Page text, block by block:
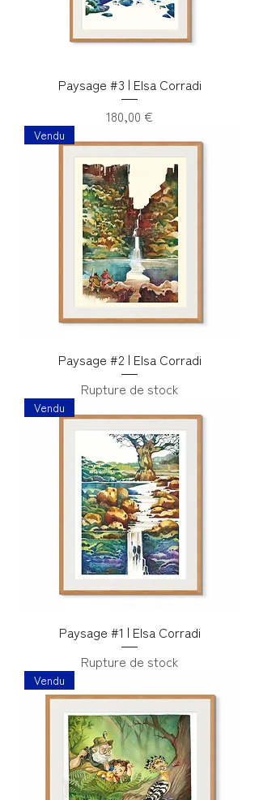
Paysage #3 | Elsa Corradi
Prix
180,00 €
Vendu
Paysage #2 | Elsa Corradi
Rupture de stock
Vendu
Paysage #1 | Elsa Corradi
Rupture de stock
Vendu